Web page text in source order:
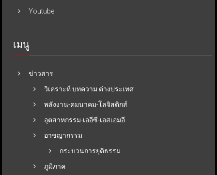
Youtube
เมนู
ข่าวสาร
วิเคราะห์ บทความ ต่างประเทศ
พลังงาน-คมนาคม-โลจิสติกส์
อุตสาหกรรม-เออีซี-เอสเอมอี
อาชญากรรม
กระบวนการยุติธรรม
ภูมิภาค